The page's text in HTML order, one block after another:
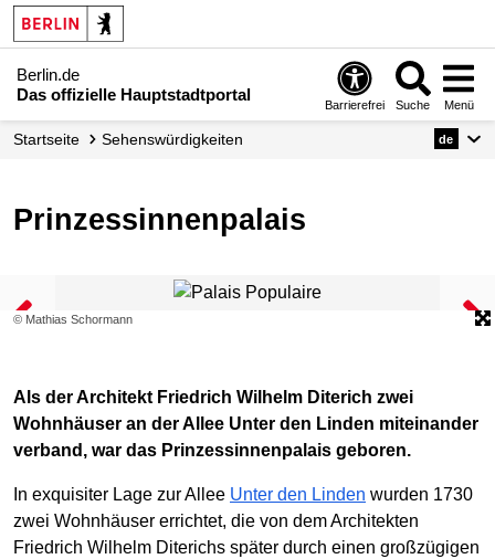
Berlin.de
Das offizielle Hauptstadtportal
Barrierefrei Suche Menü
Startseite Sehenswürdigkeiten de
Prinzessinnenpalais
© Mathias Schormann
Als der Architekt Friedrich Wilhelm Diterich zwei
Wohnhäuser an der Allee Unter den Linden miteinander
verband, war das Prinzessinnenpalais geboren.
In exquisiter Lage zur Allee Unter den Linden wurden 1730
zwei Wohnhäuser errichtet, die von dem Architekten
Friedrich Wilhelm Diterichs später durch einen großzügigen